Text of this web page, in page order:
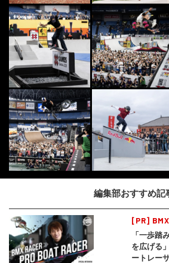
編集部おすすめ記
[PR] BMX
「一歩踏
を広げる
ートレー